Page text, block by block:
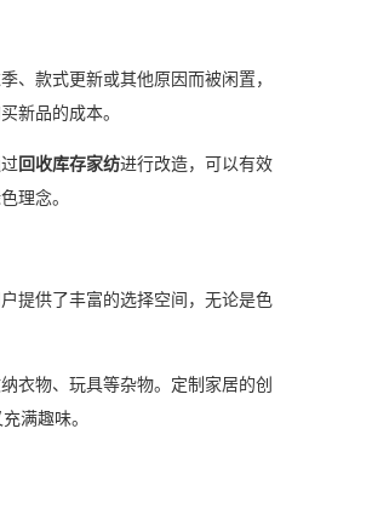
款式更新或其他原因而被闲置，
新品的成本。
回收库存家纺进行改造，可以有效
理念。
提供了丰富的选择空间，无论是色
衣物、玩具等杂物。定制家居的创
满趣味。